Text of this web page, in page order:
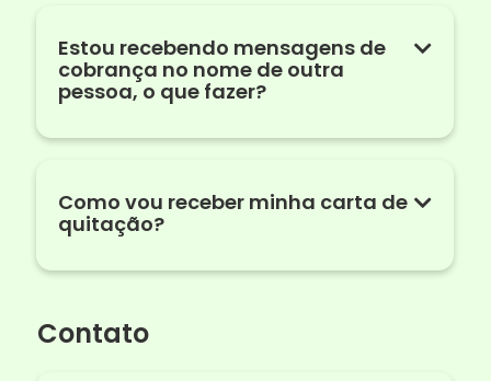
Estou recebendo mensagens de
cobrança no nome de outra
pessoa, o que fazer?
Como vou receber minha carta de
quitação?
Contato